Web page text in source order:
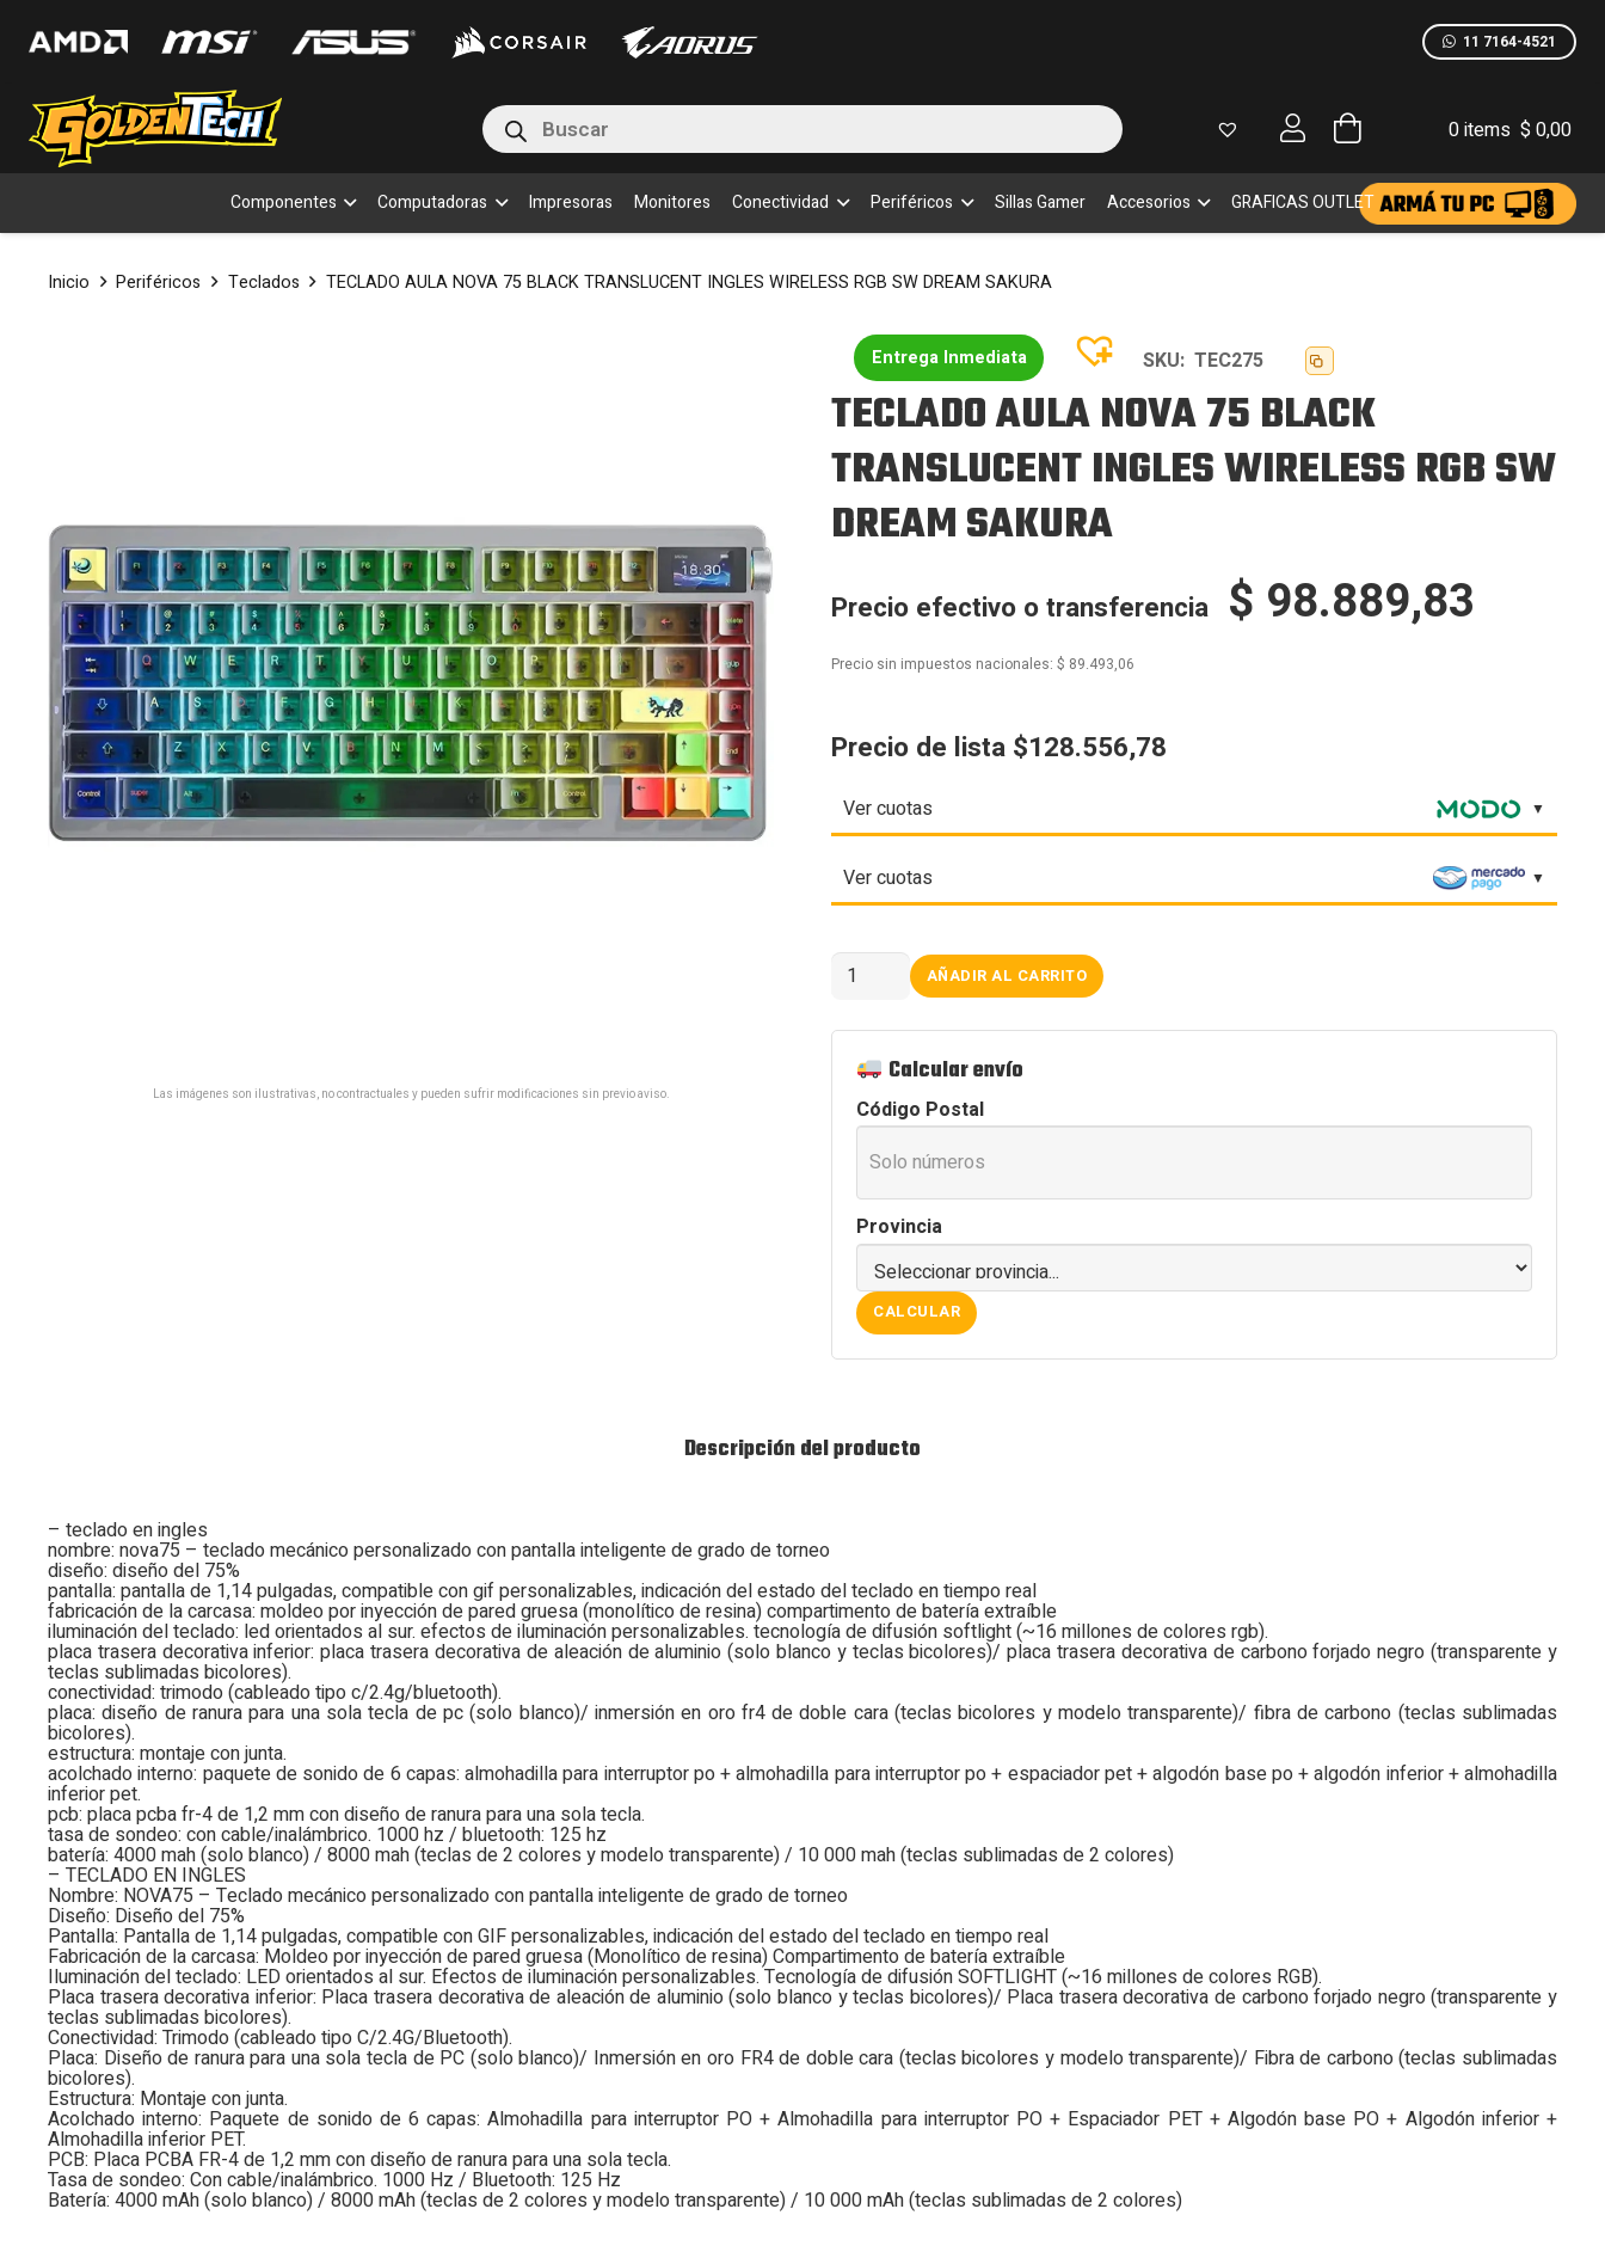
11 7164-4521
Búsqueda
de
productos
0 items $ 0,00
Componentes Computadoras Impresoras Monitores Conectividad Periféricos Sillas Gamer Accesorios GRAFICAS OUTLET
Inicio Periféricos Teclados TECLADO AULA NOVA 75 BLACK TRANSLUCENT INGLES WIRELESS RGB SW DREAM SAKURA
Las imágenes son ilustrativas, no contractuales y pueden sufrir modificaciones sin previo aviso.
Entrega Inmediata SKU: TEC275
TECLADO AULA NOVA 75 BLACK
TRANSLUCENT INGLES WIRELESS RGB SW
DREAM SAKURA
Precio efectivo o transferencia $ 98.889,83
Precio sin impuestos nacionales: $ 89.493,06
Precio de lista $128.556,78
Ver cuotas
Ver cuotas
TECLADO
AULA
BLACK
TRANSLUCENT
INGLES
WIRELESS
RGB
SW
DREAM
SAKURA
cantidad
AÑADIR AL CARRITO
Calcular envío
Código Postal
Provincia
CALCULAR
Descripción del producto
– teclado en ingles
nombre: nova75 – teclado mecánico personalizado con pantalla inteligente de grado de torneo
diseño: diseño del 75%
pantalla: pantalla de 1,14 pulgadas, compatible con gif personalizables, indicación del estado del teclado en tiempo real
fabricación de la carcasa: moldeo por inyección de pared gruesa (monolítico de resina) compartimento de batería extraíble
iluminación del teclado: led orientados al sur. efectos de iluminación personalizables. tecnología de difusión softlight (~16 millones de colores rgb).
placa trasera decorativa inferior: placa trasera decorativa de aleación de aluminio (solo blanco y teclas bicolores)/ placa trasera decorativa de carbono forjado negro (transparente y
teclas sublimadas bicolores).
conectividad: trimodo (cableado tipo c/2.4g/bluetooth).
placa: diseño de ranura para una sola tecla de pc (solo blanco)/ inmersión en oro fr4 de doble cara (teclas bicolores y modelo transparente)/ fibra de carbono (teclas sublimadas
bicolores).
estructura: montaje con junta.
acolchado interno: paquete de sonido de 6 capas: almohadilla para interruptor po + almohadilla para interruptor po + espaciador pet + algodón base po + algodón inferior + almohadilla
inferior pet.
pcb: placa pcba fr-4 de 1,2 mm con diseño de ranura para una sola tecla.
tasa de sondeo: con cable/inalámbrico. 1000 hz / bluetooth: 125 hz
batería: 4000 mah (solo blanco) / 8000 mah (teclas de 2 colores y modelo transparente) / 10 000 mah (teclas sublimadas de 2 colores)
– TECLADO EN INGLES
Nombre: NOVA75 – Teclado mecánico personalizado con pantalla inteligente de grado de torneo
Diseño: Diseño del 75%
Pantalla: Pantalla de 1,14 pulgadas, compatible con GIF personalizables, indicación del estado del teclado en tiempo real
Fabricación de la carcasa: Moldeo por inyección de pared gruesa (Monolítico de resina) Compartimento de batería extraíble
Iluminación del teclado: LED orientados al sur. Efectos de iluminación personalizables. Tecnología de difusión SOFTLIGHT (~16 millones de colores RGB).
Placa trasera decorativa inferior: Placa trasera decorativa de aleación de aluminio (solo blanco y teclas bicolores)/ Placa trasera decorativa de carbono forjado negro (transparente y
teclas sublimadas bicolores).
Conectividad: Trimodo (cableado tipo C/2.4G/Bluetooth).
Placa: Diseño de ranura para una sola tecla de PC (solo blanco)/ Inmersión en oro FR4 de doble cara (teclas bicolores y modelo transparente)/ Fibra de carbono (teclas sublimadas
bicolores).
Estructura: Montaje con junta.
Acolchado interno: Paquete de sonido de 6 capas: Almohadilla para interruptor PO + Almohadilla para interruptor PO + Espaciador PET + Algodón base PO + Algodón inferior +
Almohadilla inferior PET.
PCB: Placa PCBA FR-4 de 1,2 mm con diseño de ranura para una sola tecla.
Tasa de sondeo: Con cable/inalámbrico. 1000 Hz / Bluetooth: 125 Hz
Batería: 4000 mAh (solo blanco) / 8000 mAh (teclas de 2 colores y modelo transparente) / 10 000 mAh (teclas sublimadas de 2 colores)
RGB
SAKURA
cantidad